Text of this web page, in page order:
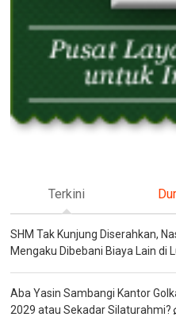
Terkini
SHM Tak Kunjung Diserahkan,
Mengaku Dibebani Biaya Lain di
Aba Yasin Sambangi Kantor
2029 atau Sekadar Silaturahmi?